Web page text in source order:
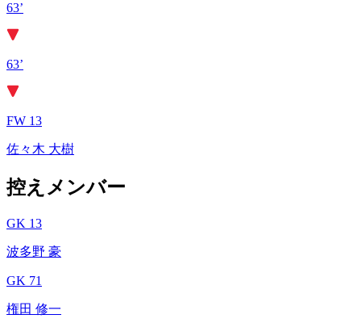
63’
63’
FW 13
佐々木 大樹
控えメンバー
GK 13
波多野 豪
GK 71
権田 修一